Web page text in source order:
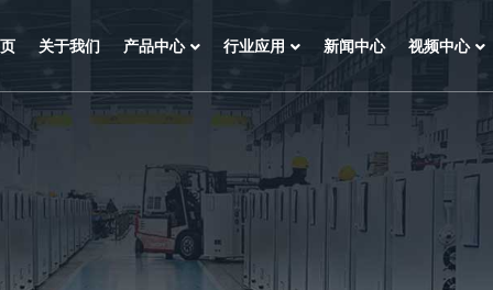
关于我们 产品中心 行业应用 新闻中心 视频中心